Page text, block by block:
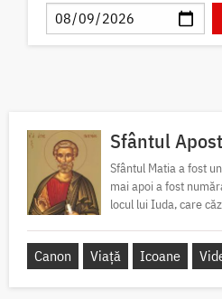
Sfântul
Sfântul Matia a fost
mai apoi a fost
locul lui Iuda, care
Canon Viață Icoane